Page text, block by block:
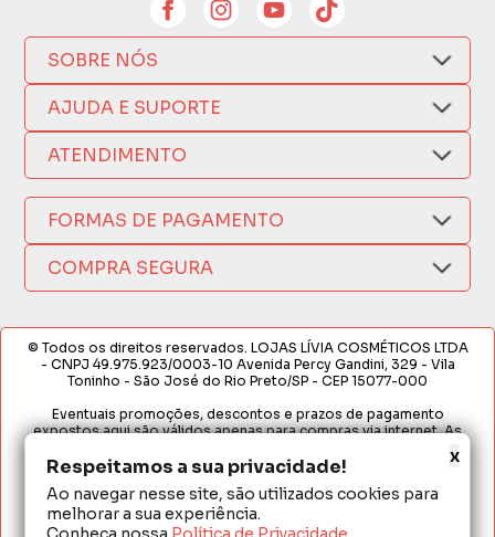
Respeitamos a sua privacidade!
Ao navegar nesse site, são utilizados cookies para
melhorar a sua experiência.
x
SOBRE NÓS
Quem Somos
Compra Segura
Como Comprar
Nossas Lojas
Política de Privacidade
AJUDA E SUPORTE
Nosso Aplicativo
Trocas e Devoluções
Formas de Pagamento
Fretes e Entregas
Fabricantes
Termos de Compra e Venda
ATENDIMENTO
(17) 3209-9595
sacweb@lojaslivia.com.br
FORMAS DE PAGAMENTO
COMPRA SEGURA
© Todos os direitos reservados. LOJAS LÍVIA COSMÉTICOS LTDA
- CNPJ 49.975.923/0003-10 Avenida Percy Gandini, 329 - Vila
Toninho - São José do Rio Preto/SP - CEP 15077-000
Eventuais promoções, descontos e prazos de pagamento
expostos aqui são válidos apenas para compras via internet. As
Loja. É proibida a utilização total ou parcial sem nossa autorização.
Em caso de divergência de preços no site, o valor válido é o do
Carrinho de Compras. Preços e condições de pagamento
exclusivos para compras via internet. Ofertas válidas até o